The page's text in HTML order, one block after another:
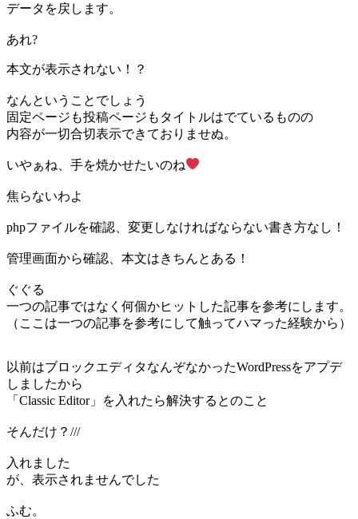
データを戻します。
あれ?
本文が表示されない！？
なんということでしょう
固定ページも投稿ページもタイトルはでているものの
内容が一切合切表示できておりませぬ。
いやぁね、手を焼かせたいのね
焦らないわよ
phpファイルを確認、変更しなければならない書き方なし！
管理画面から確認、本文はきちんとある！
ぐぐる
一つの記事ではなく何個かヒットした記事を参考にします。
（ここは一つの記事を参考にして触ってハマった経験から）
以前はブロックエディタなんぞなかったWordPressをアプデ
しましたから
「Classic Editor」を入れたら解決するとのこと
そんだけ？///
入れました
が、表示されませんでした
ふむ。